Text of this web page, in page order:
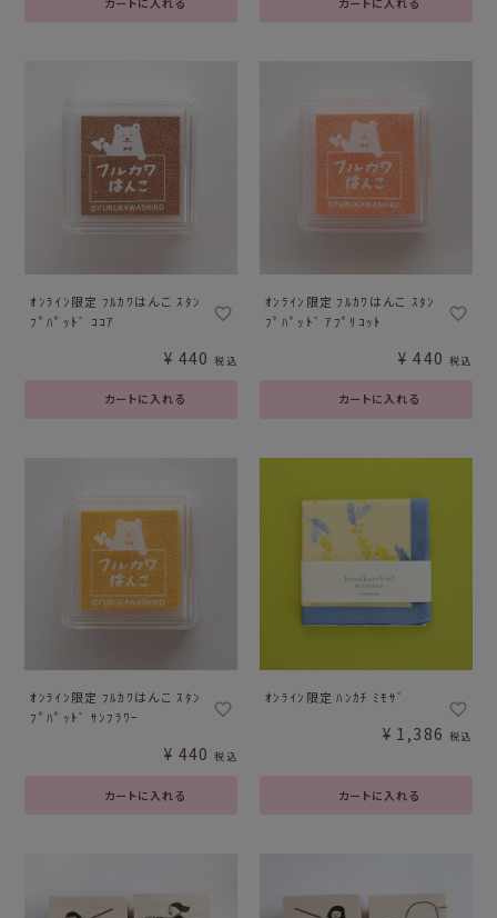
ｵﾝﾗｲﾝ限定 ﾌﾙｶﾜはんこ ｽﾀﾝ
ﾌﾟﾊﾟｯﾄﾞ ｺｺｱ
カートに入れる
¥ 440 税込
ｵﾝﾗｲﾝ限定 ﾌﾙｶﾜはんこ ｽﾀﾝ
ﾌﾟﾊﾟｯﾄﾞ ｱﾌﾟﾘｺｯﾄ
カートに入れる
¥ 440 税込
ｵﾝﾗｲﾝ限定 ﾌﾙｶﾜはんこ ｽﾀﾝ
ﾌﾟﾊﾟｯﾄﾞ ｻﾝﾌﾗﾜｰ
カートに入れる
¥ 440 税込
ｵﾝﾗｲﾝ限定 ﾊﾝｶﾁ ﾐﾓｻﾞ
カートに入れる
¥ 1,386 税込